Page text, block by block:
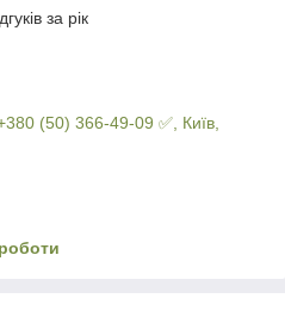
за рік
(50) 366-49-09 ✅, Київ,